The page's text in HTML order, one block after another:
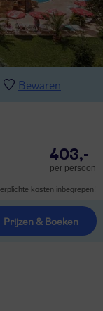
Bewaren
403,-
per persoon
kosten inbegrepen!
Prijzen & Boeken